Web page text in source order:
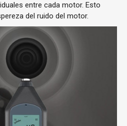
entre cada motor. Esto
del ruido del motor.